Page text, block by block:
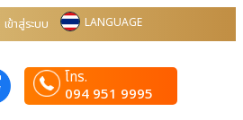
เข้าสู่ระบบ LANGUAGE
โทร.
094 951 9995